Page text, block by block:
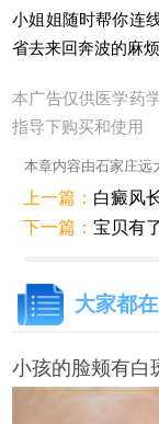
小姐姐随时帮你连
省去来回奔波的麻烦
本广告仅供医学药
指导下购买和使用
本章内容由石家庄远
上一篇： 白癜风
下一篇：宝贝有
大家都
小孩的脸颊有白